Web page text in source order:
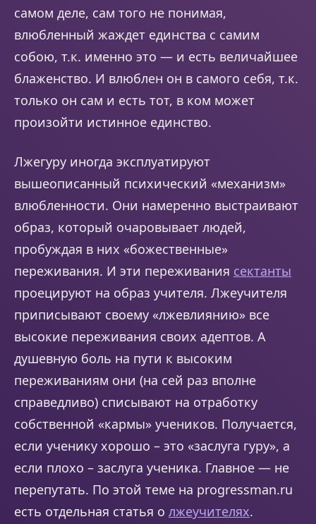
самом деле, сам того не понимая,
влюбленный жаждет единства с самим
собою, т.к. именно это — и есть величайшее
блаженство. И влюблен он в самого себя, т.к.
только он сам и есть тот, в ком может
произойти истинное единство.
Лжегуру иногда эксплуатируют
вышеописанный психический «механизм»
влюбленности. Они намеренно выстраивают
образ, который очаровывает людей,
пробуждая в них «божественные»
переживания. И эти переживания сектанты
проецируют на образ учителя. Лжеучителя
приписывают своему «лжевлиянию» все
высокие переживания своих адептов. А
душевную боль на пути к высоким
переживаниям они (на сей раз вполне
справедливо) списывают на отработку
собственной «кармы» учеников. Получается,
если ученику хорошо – это «заслуга гуру», а
если плохо – заслуга ученика. Главное — не
перепутать. По этой теме на progressman.ru
есть отдельная статья о лжеучителях.